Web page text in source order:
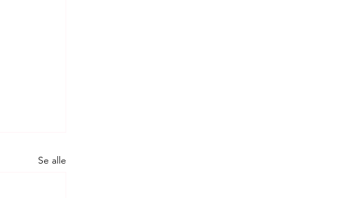
Se alle